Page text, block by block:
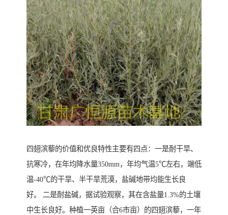
四翅滨藜的价值和优良特性主要有四点：一是耐干旱、
抗寒冷，在年均降水量350mm，年均气温5℃左右，端低
温-40℃的干旱、半干旱荒漠，盐碱地带均能生长良
好。 二是耐盐碱，据试验观察，其在含盐量1.3%的土壤
中生长良好。种植一英亩（合6市亩）的四翅滨藜，一年